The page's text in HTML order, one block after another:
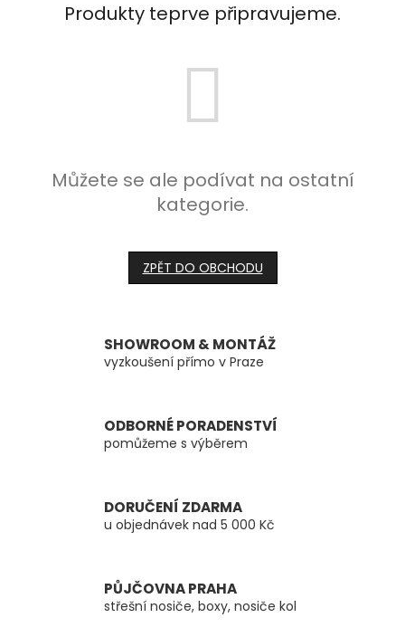
Produkty teprve připravujeme.
Můžete se ale podívat na ostatní
kategorie.
ZPĚT DO OBCHODU
SHOWROOM & MONTÁŽ
vyzkoušení přímo v Praze
ODBORNÉ PORADENSTVÍ
pomůžeme s výběrem
DORUČENÍ ZDARMA
u objednávek nad 5 000 Kč
PŮJČOVNA PRAHA
střešní nosiče, boxy, nosiče kol